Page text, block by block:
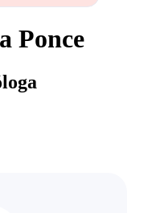
Ponce